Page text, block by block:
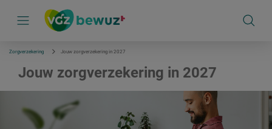
Zorgverzekering Jouw zorgverzekering in 2027
Jouw zorgverzekering in 2027